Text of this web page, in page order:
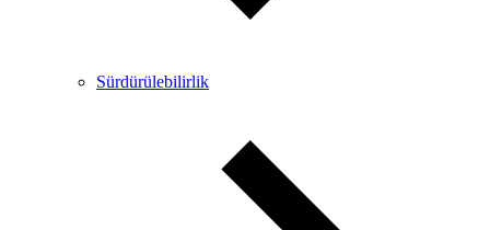
Sürdürülebilirlik